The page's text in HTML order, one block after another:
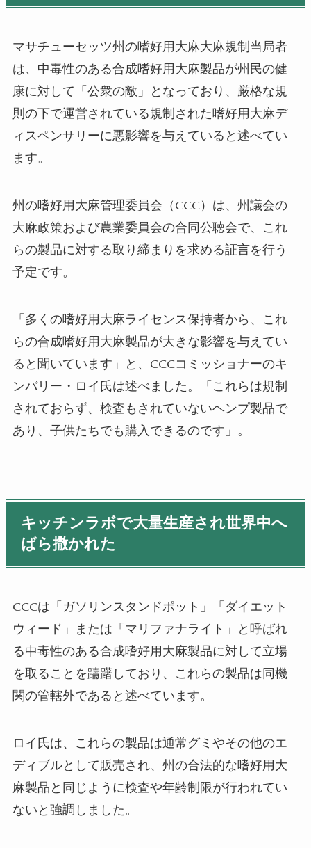
マサチューセッツ州の嗜好用大麻大麻規制当局者
は、中毒性のある合成嗜好用大麻製品が州民の健
康に対して「公衆の敵」となっており、厳格な規
則の下で運営されている規制された嗜好用大麻デ
ィスペンサリーに悪影響を与えていると述べてい
ます。
州の嗜好用大麻管理委員会（CCC）は、州議会の
大麻政策および農業委員会の合同公聴会で、これ
らの製品に対する取り締まりを求める証言を行う
予定です。
「多くの嗜好用大麻ライセンス保持者から、これ
らの合成嗜好用大麻製品が大きな影響を与えてい
ると聞いています」と、CCCコミッショナーのキ
ンバリー・ロイ氏は述べました。「これらは規制
されておらず、検査もされていないヘンプ製品で
あり、子供たちでも購入できるのです」。
キッチンラボで大量生産され世界中へ
ばら撒かれた
CCCは「ガソリンスタンドポット」「ダイエット
ウィード」または「マリファナライト」と呼ばれ
る中毒性のある合成嗜好用大麻製品に対して立場
を取ることを躊躇しており、これらの製品は同機
関の管轄外であると述べています。
ロイ氏は、これらの製品は通常グミやその他のエ
ディブルとして販売され、州の合法的な嗜好用大
麻製品と同じように検査や年齢制限が行われてい
ないと強調しました。